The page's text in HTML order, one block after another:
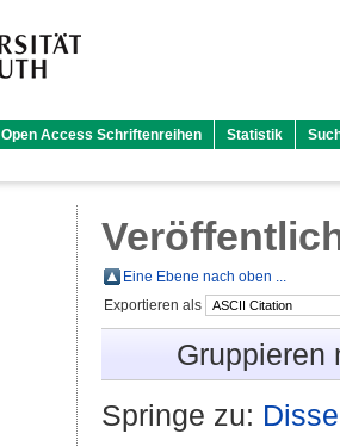
Open Access Schriftenreihen Statistik
Eine Ebene nach oben ...
Exportieren als
Gruppieren
Springe zu: